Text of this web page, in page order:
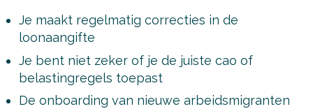
Je maakt regelmatig correcties in de
loonaangifte
Je bent niet zeker of je de juiste cao of
belastingregels toepast
De onboarding van nieuwe arbeidsmigranten